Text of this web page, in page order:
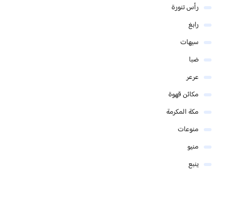
رأس تنورة
رابغ
سيهات
ضبا
عرعر
مكائن قهوة
مكة المكرمة
منوعات
منيو
ينبع